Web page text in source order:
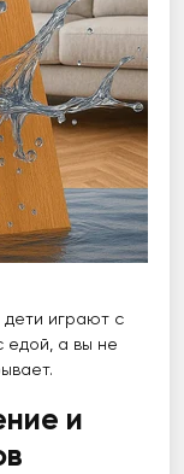
дети играют с
едой, а вы не
и